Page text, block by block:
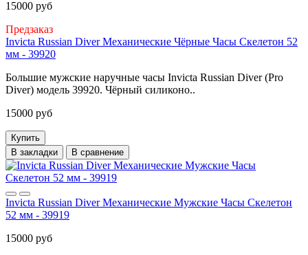
15000 руб
Предзаказ
Invicta Russian Diver Механические Чёрные Часы Скелетон 52
мм - 39920
Большие мужские наручные часы Invicta Russian Diver (Pro
Diver) модель 39920. Чёрный силиконо..
15000 руб
Купить
В закладки
В сравнение
Invicta Russian Diver Механические Мужские Часы Скелетон
52 мм - 39919
15000 руб